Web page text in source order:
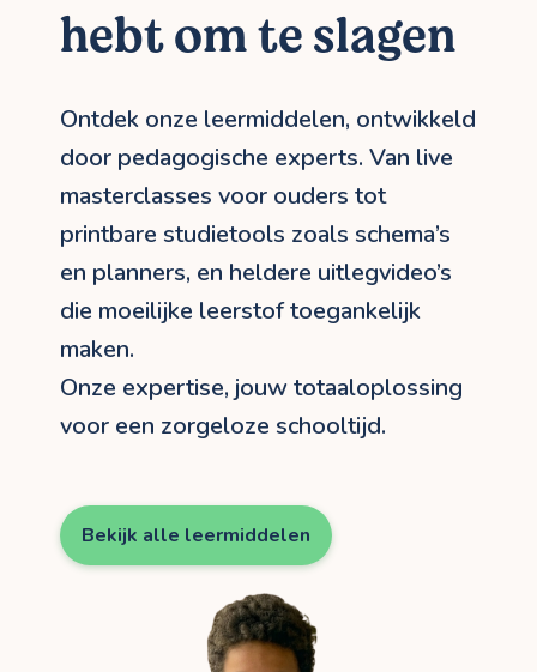
hebt om te slagen
Ontdek onze leermiddelen, ontwikkeld
door pedagogische experts. Van live
masterclasses voor ouders tot
printbare studietools zoals schema’s
en planners, en heldere uitlegvideo’s
die moeilijke leerstof toegankelijk
maken.
Onze expertise, jouw totaaloplossing
voor een zorgeloze schooltijd.
Bekijk alle leermiddelen